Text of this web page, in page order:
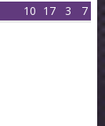
10 17 3 7